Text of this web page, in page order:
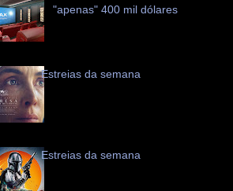
"apenas" 400 mil dólares
Estreias da semana
Estreias da semana